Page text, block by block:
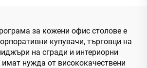
за кожени офис столове е
купувачи, търговци на
на сгради и интериорни
нужда от висококачествени